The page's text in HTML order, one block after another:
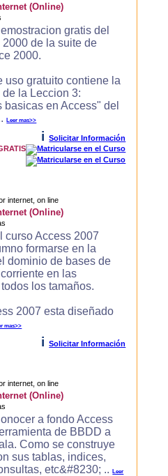
(Online)
gratis del
2000 de la suite de
2000.
uso gratuito contiene la
de la Leccion 3:
basicas en Access" del
Leer mas>>
i
Solicitar Información
(Online)
curso Access 2007
formarse en la
dominio de bases de
en las
los tamaños.
2007 esta diseñado
mas>>
i Solicitar Información
(Online)
a fondo Access
de BBDD a
Como se construye
sus tablas, indices,
etc&#8230; ..Leer